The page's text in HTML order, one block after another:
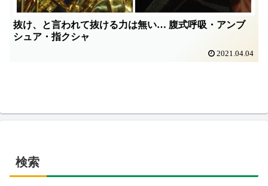
抜け、と言われて抜ける力は無い… 腹式呼吸・アンブ
シュア・指クシャ
2021.04.04
検索